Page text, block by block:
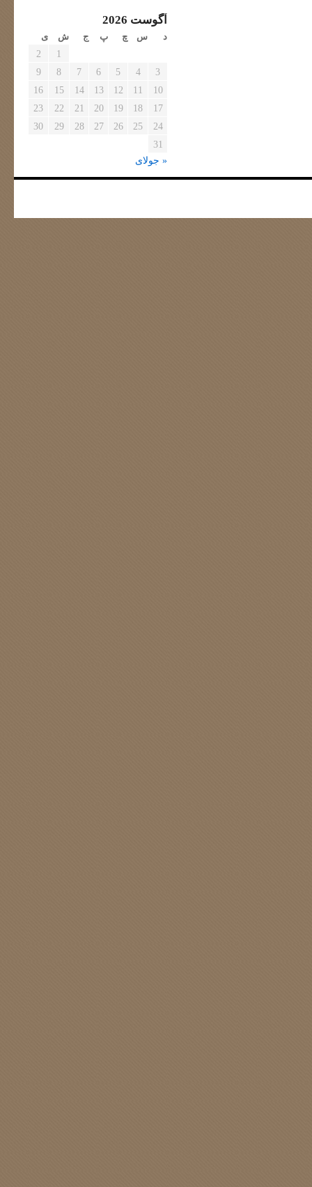
آگوست 2026
د س چ پ ج ش ی
1
2
3
4
5
6
7
8
9
10
11
12
13
14
15
16
17
18
19
20
21
22
23
24
25
26
27
28
29
30
31
« جولای